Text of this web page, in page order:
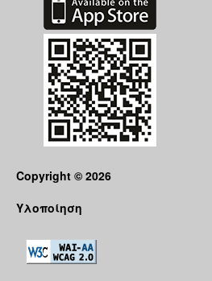
Copyright © 2026
Υλοποίηση